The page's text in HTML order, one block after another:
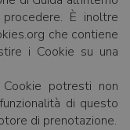
È inoltre
che contiene
i Cookie su una
potresti non
di questo
di prenotazione.